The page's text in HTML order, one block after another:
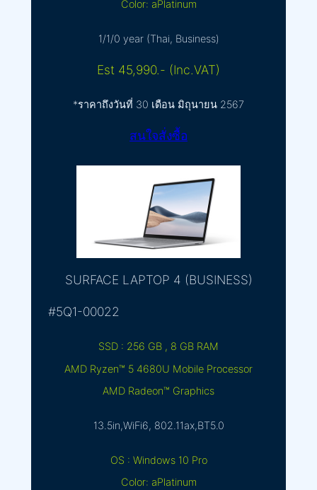
Color: aPlatinum
1/1/0 year (Thai, Business)
Est 45,990.- (Inc.VAT)
*ราคาถึงวันที่ 30 เดือน มิถุนายน 2567
สนใจสั่งซื้อ
SURFACE LAPTOP 4 (BUSINESS)
#5Q1-00022
SSD : 256 GB , 8 GB RAM
AMD Ryzen™ 5 4680U Mobile Processor
AMD Radeon™ Graphics
13.5in,WiFi6, 802.11ax,BT5.0
OS : Windows 10 Pro
Color: aPlatinum